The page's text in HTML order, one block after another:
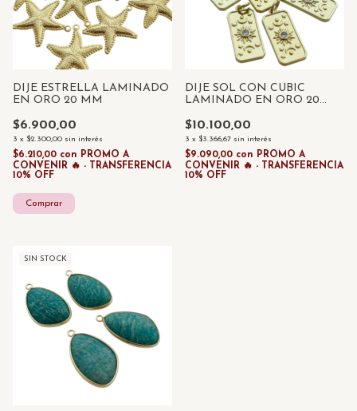
DIJE ESTRELLA LAMINADO
EN ORO 20 MM
$6.900,00
3 x $2.300,00 sin interés
$6.210,00 con PROMO A
CONVENIR 🔥 - TRANSFERENCIA
10% OFF
DIJE SOL CON CUBIC
LAMINADO EN ORO 20
$10.100,00
3 x $3.366,67 sin interés
$9.090,00 con PROMO A
CONVENIR 🔥 - TRANSFERENCIA
10% OFF
SIN STOCK